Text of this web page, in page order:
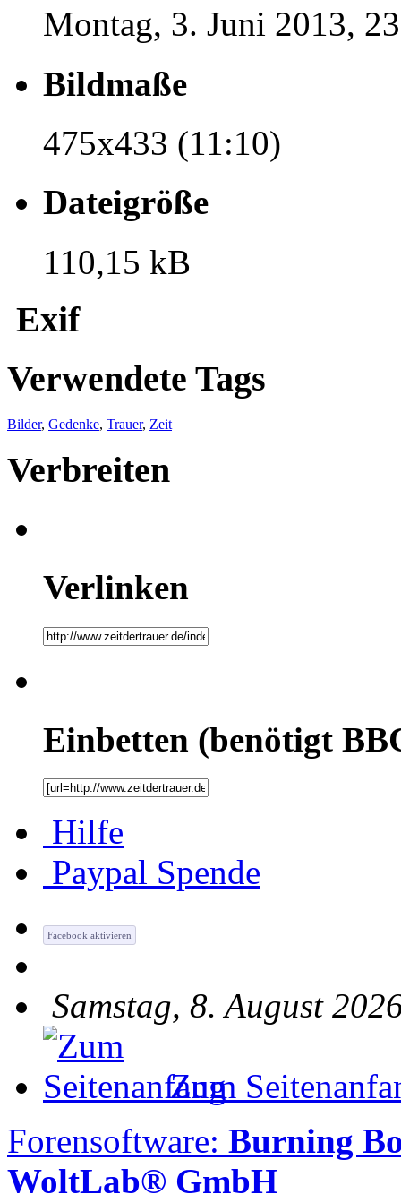
Montag, 3. Juni 2013,
Bildmaße
475x433 (11:10)
Dateigröße
110,15 kB
Exif
Verwendete Tags
Bilder, Gedenke, Trauer, Zeit
Verbreiten
Verlinken
Einbetten (benötigt
Hilfe
Paypal Spende
Facebook aktivieren
Samstag, 8. August
Zum
Forensoftware: Burning
WoltLab® GmbH